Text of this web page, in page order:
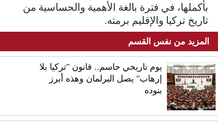
بأكملها، في فترة بالغة الأهمية والحساسية من
تاريخ تركيا والإقليم برمته.
المزيد من نفس القسم
يوم تاريخي حاسم.. قانون "تركيا بلا
إرهاب" يصل البرلمان وهذه أبرز
بنوده